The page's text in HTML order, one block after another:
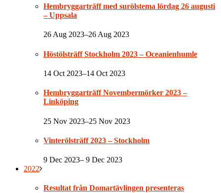
Hembryggarträff med surölstema lördag 26 augusti
– Uppsala
26 Aug 2023–26 Aug 2023
Höstölsträff Stockholm 2023 – Oceanienhumle
14 Oct 2023–14 Oct 2023
Hembryggarträff Novembermörker 2023 –
Linköping
25 Nov 2023–25 Nov 2023
Vinterölsträff 2023 – Stockholm
9 Dec 2023– 9 Dec 2023
2022
Resultat från Domartävlingen presenteras